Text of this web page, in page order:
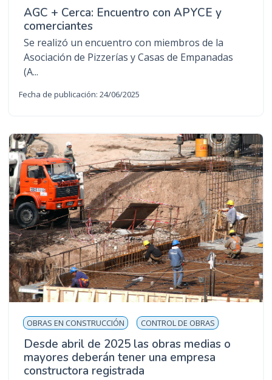
AGC + Cerca: Encuentro con APYCE y
comerciantes
Se realizó un encuentro con miembros de la
Asociación de Pizzerías y Casas de Empanadas
(A...
Fecha de publicación: 24/06/2025
OBRAS EN CONSTRUCCIÓN CONTROL DE OBRAS
Desde abril de 2025 las obras medias o
mayores deberán tener una empresa
constructora registrada